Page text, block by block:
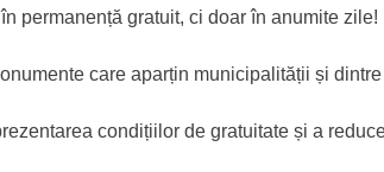
permanență gratuit, ci doar în anumite zile!
care aparțin municipalității și
condițiilor de gratuitate și a